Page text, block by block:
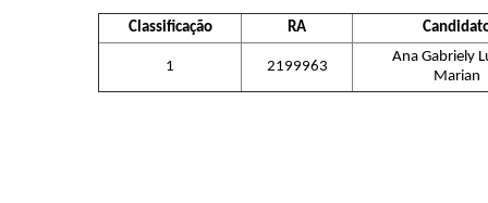
Classificação RA
1 2199963
Ana Gabriely
Marian